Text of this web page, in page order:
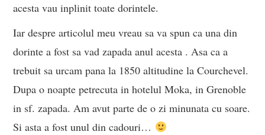
acesta vau inplinit toate dorintele.
Iar despre articolul meu vreau sa va spun ca una din
dorinte a fost sa vad zapada anul acesta . Asa ca a
trebuit sa urcam pana la 1850 altitudine la Courchevel.
Dupa o noapte petrecuta in hotelul Moka, in Grenoble
in sf. zapada. Am avut parte de o zi minunata cu soare.
Si asta a fost unul din cadouri…